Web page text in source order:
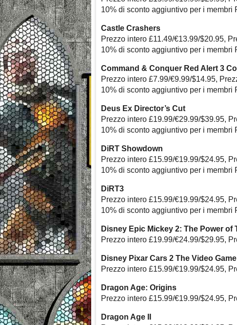
10% di sconto aggiuntivo per i membri
Castle Crashers
Prezzo intero £11.49/€13.99/$20.95,
10% di sconto aggiuntivo per i membri
Command & Conquer Red Alert 3
Prezzo intero £7.99/€9.99/$14.95,
10% di sconto aggiuntivo per i membri
Deus Ex Director’s Cut
Prezzo intero £19.99/€29.99/$39.95,
10% di sconto aggiuntivo per i membri
DiRT Showdown
Prezzo intero £15.99/€19.99/$24.95,
10% di sconto aggiuntivo per i membri
DiRT3
Prezzo intero £15.99/€19.99/$24.95,
10% di sconto aggiuntivo per i membri
Disney Epic Mickey 2: The Power of
Prezzo intero £19.99/€24.99/$29.95,
Disney Pixar Cars 2 The Video Game
Prezzo intero £15.99/€19.99/$24.95,
Dragon Age: Origins
Prezzo intero £15.99/€19.99/$24.95,
Dragon Age II